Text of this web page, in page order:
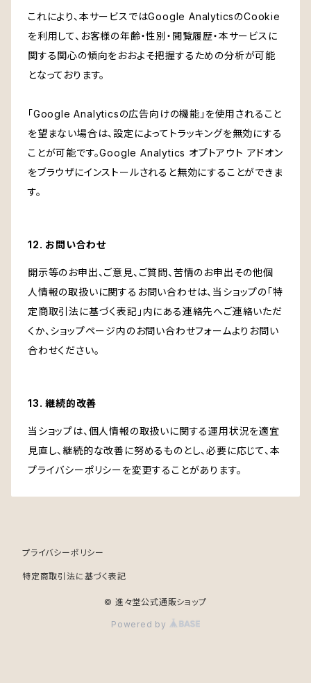
これにより、本サービスではGoogle AnalyticsのCookie
を利用して、お客様の年齢・性別・閲覧履歴・本サービスに
関する関心の傾向をおおよそ把握するための分析が可能
となっております。
「Google Analyticsの広告向けの機能」を使用されること
を望まない場合は、設定によってトラッキングを無効にする
ことが可能です。Google Analytics オプトアウト アドオン
をブラウザにインストールされると無効にすることができま
す。
12. お問い合わせ
開示等のお申出、ご意見、ご質問、苦情のお申出その他個
人情報の取扱いに関するお問い合わせは、当ショップの「特
定商取引法に基づく表記」内にある連絡先へご連絡いただ
くか、ショップページ内のお問い合わせフォームよりお問い
合わせください。
13. 継続的改善
当ショップは、個人情報の取扱いに関する運用状況を適宜
見直し、継続的な改善に努めるものとし、必要に応じて、本
プライバシーポリシーを変更することがあります。
プライバシーポリシー
特定商取引法に基づく表記
© 進々堂公式通販ショップ
Powered by